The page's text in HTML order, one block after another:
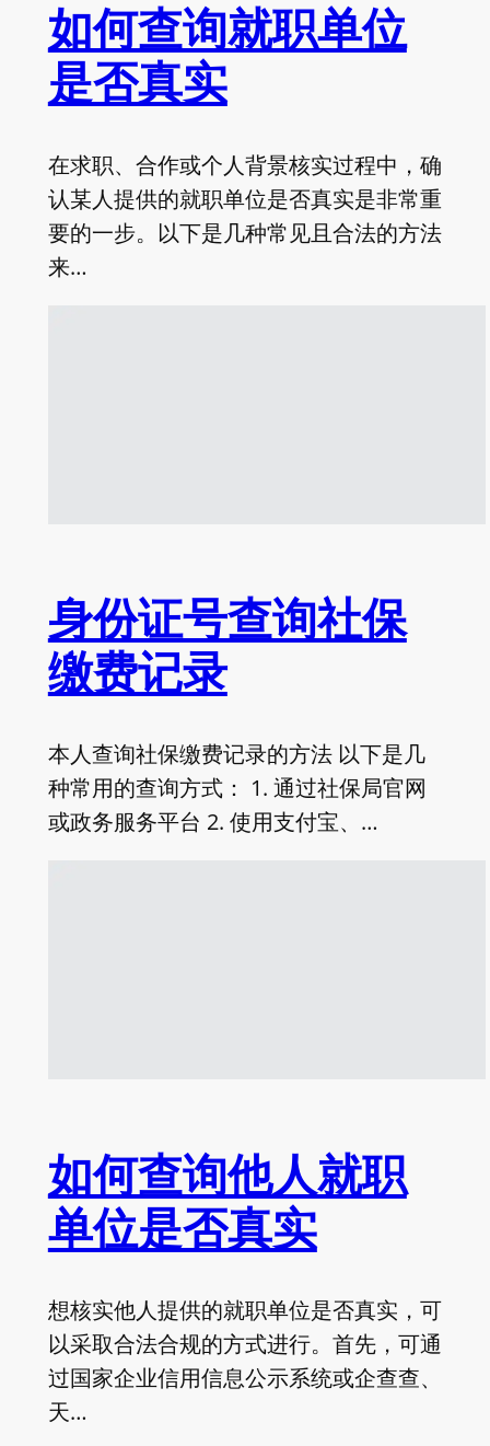
如何查询就职单位
是否真实
在求职、合作或个人背景核实过程中，确
认某人提供的就职单位是否真实是非常重
要的一步。以下是几种常见且合法的方法
来…
身份证号查询社保
缴费记录
本人查询社保缴费记录的方法 以下是几
种常用的查询方式： 1. 通过社保局官网
或政务服务平台 2. 使用支付宝、…
如何查询他人就职
单位是否真实
想核实他人提供的就职单位是否真实，可
以采取合法合规的方式进行。首先，可通
过国家企业信用信息公示系统或企查查、
天…